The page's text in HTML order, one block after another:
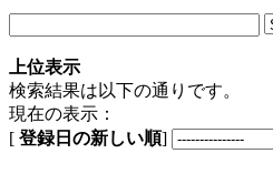
上位表示
検索結果は以下の通りです。
現在の表示：
[ 登録日の新しい順]